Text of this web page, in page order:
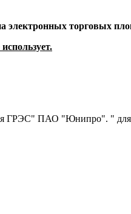
электронных торговых
использует.
ГРЭС" ПАО "Юнипро". "